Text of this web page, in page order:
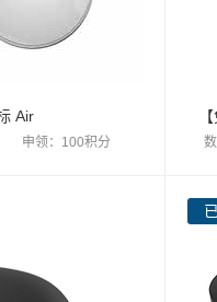
Air
申领：100积分